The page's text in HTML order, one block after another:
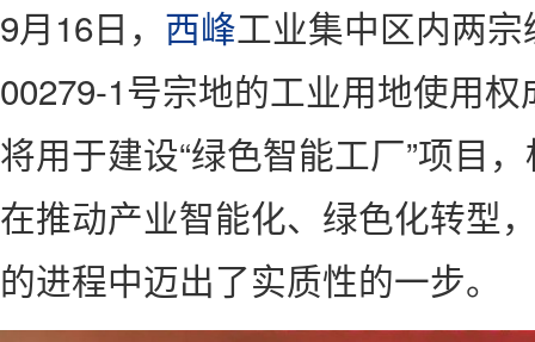
9月16日， 西峰工业集中区内两
00279-1号宗地的工业用地使用
将用于建设“绿色智能工厂”项目
在推动产业智能化、绿色化转型
的进程中迈出了实质性的一步。